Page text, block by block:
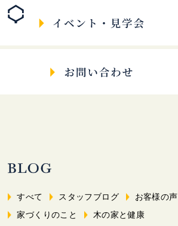
すべて スタッフブログ
お客様の声
家づくりのこと
木の家と健康